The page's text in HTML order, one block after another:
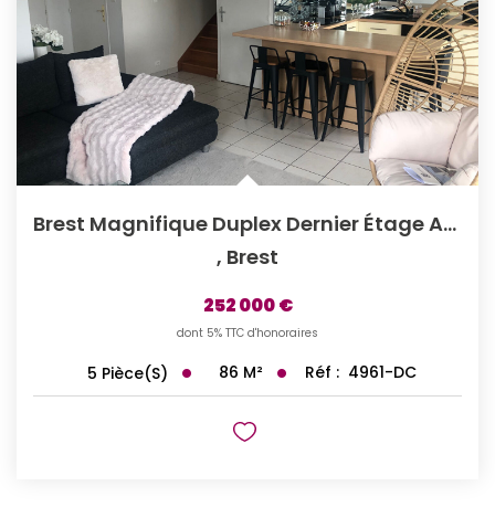
Brest Magnifique Duplex Dernier Étage Ascenseur.
, Brest
252 000 €
dont 5% TTC d'honoraires
5 Pièce(s) 86 M² Réf : 4961-DC